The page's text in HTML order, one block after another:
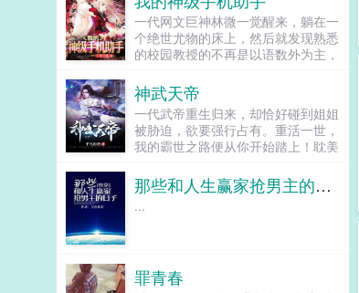
一代网文巨神林微一觉醒来，躺在一
个绝世尤物的床上，然后就发现熟悉
的校园教授的不再是以语数外为主，
够激活脉轮，凝练元素魔力，斩杀妖
魔，甚至能够觉醒各种各样的古老龙
脉，一步步化身为史诗中的巨龙，成
为长生种之一，迈入不朽行列。最古
怪的是他手机上的一款作家助手变异
神武天帝
一代武帝重生归来，却恰好碰到姐姐
被胁迫，欲要强行占有。重活一世，
我的霸世之路便从你开始踏上！耽美
新章节全文免费阅读！。...
那些和人生赢家抢男主的日子[快穿]
...
罪青春